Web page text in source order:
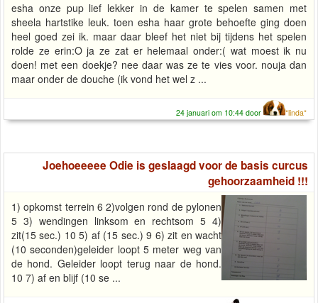
esha onze pup lief lekker in de kamer te spelen samen met
sheela hartstike leuk. toen esha haar grote behoefte ging doen
heel goed zei ik. maar daar bleef het niet bij tijdens het spelen
rolde ze erin:O ja ze zat er helemaal onder:( wat moest ik nu
doen! met een doekje? nee daar was ze te vies voor. nouja dan
maar onder de douche (ik vond het wel z ...
24 januari om 10:44 door *linda*
Joehoeeeee Odie is geslaagd voor de basis curcus
gehoorzaamheid !!!
1) opkomst terrein 6 2)volgen rond de pylonen
5 3) wendingen linksom en rechtsom 5 4)
zit(15 sec.) 10 5) af (15 sec.) 9 6) zit en wacht
(10 seconden)geleider loopt 5 meter weg van
de hond. Geleider loopt terug naar de hond.
10 7) af en blijf (10 se ...